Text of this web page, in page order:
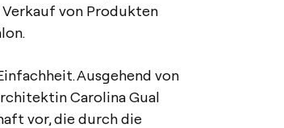
von Produkten
Ausgehend von
Carolina Gual
vor, die durch die